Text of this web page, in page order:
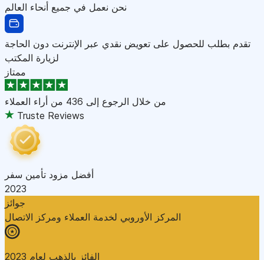
نحن نعمل في جميع أنحاء العالم
تقدم بطلب للحصول على تعويض نقدي عبر الإنترنت دون الحاجة
لزيارة المكتب
ممتاز
من خلال الرجوع إلى 436 من أراء العملاء
Truste Reviews
أفضل مزود تأمين سفر
2023
جوائز
المركز الأوروبي لخدمة العملاء ومركز الاتصال
الفائز بالذهب لعام 2023